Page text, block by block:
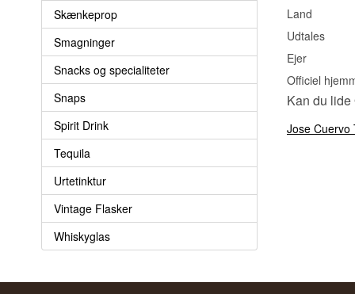
Skænkeprop
Smagninger
Snacks og specialiteter
Snaps
Spirit Drink
Tequila
Urtetinktur
Vintage Flasker
Whiskyglas
Land
Udtales
Ejer
Officiel
Kan du lide
Jose Cuervo